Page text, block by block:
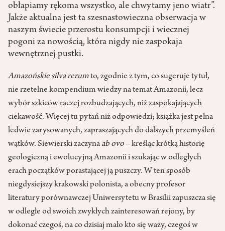
obłapiamy rękoma wszystko, ale chwytamy jeno wiatr”.
Jakże aktualna jest ta szesnastowieczna obserwacja w
naszym świecie przerostu konsumpcji i wiecznej
pogoni za nowością, która nigdy nie zaspokaja
wewnętrznej pustki.
Amazońskie silva rerumto, zgodnie z tym, co sugeruje tytuł,
nie rzetelne kompendium wiedzy na temat Amazonii, lecz
wybór szkiców raczej rozbudzających, niż zaspokajających
ciekawość. Więcej tu pytań niż odpowiedzi; książka jest pełna
ledwie zarysowanych, zapraszających do dalszych przemyśleń
wątków. Siewierski zaczyna ab ovo– kreśląc krótką historię
geologiczną i ewolucyjną Amazonii i szukając w odległych
erach początków porastającej ją puszczy. W ten sposób
niegdysiejszy krakowski polonista, a obecny profesor
literatury porównawczej Uniwersytetu w Brasílii zapuszcza się
w odległe od swoich zwykłych zainteresowań rejony, by
dokonać czegoś, na co dzisiaj mało kto się waży, czegoś w